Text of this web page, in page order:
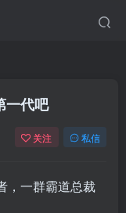
一代吧
关注 私信
，一群霸道总裁